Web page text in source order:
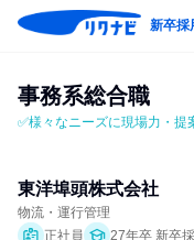
新卒採
事務系総合職
✅様々なニーズに現場力・
東洋埠頭株式会社
物流・運行管理
正社員
27年卒 新卒